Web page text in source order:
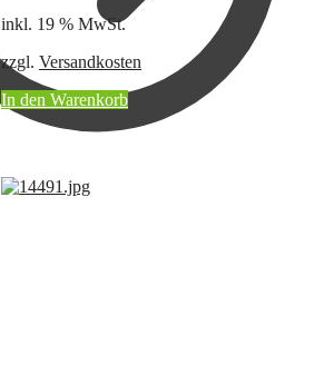
inkl. 19 % MwSt.
zzgl. Versandkosten
In den Warenkorb